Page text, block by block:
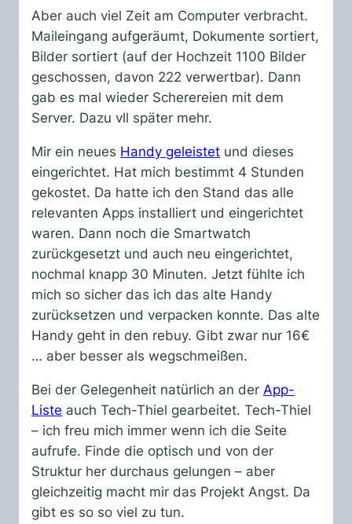
Aber auch viel Zeit am Computer verbracht.
Maileingang aufgeräumt, Dokumente sortiert,
Bilder sortiert (auf der Hochzeit 1100 Bilder
geschossen, davon 222 verwertbar). Dann
gab es mal wieder Scherereien mit dem
Server. Dazu vll später mehr.
Mir ein neues Handy geleistet und dieses
eingerichtet. Hat mich bestimmt 4 Stunden
gekostet. Da hatte ich den Stand das alle
relevanten Apps installiert und eingerichtet
waren. Dann noch die Smartwatch
zurückgesetzt und auch neu eingerichtet,
nochmal knapp 30 Minuten. Jetzt fühlte ich
mich so sicher das ich das alte Handy
zurücksetzen und verpacken konnte. Das alte
Handy geht in den rebuy. Gibt zwar nur 16€
… aber besser als wegschmeißen.
Bei der Gelegenheit natürlich an der App-
Liste auch Tech-Thiel gearbeitet. Tech-Thiel
– ich freu mich immer wenn ich die Seite
aufrufe. Finde die optisch und von der
Struktur her durchaus gelungen – aber
gleichzeitig macht mir das Projekt Angst. Da
gibt es so so viel zu tun.